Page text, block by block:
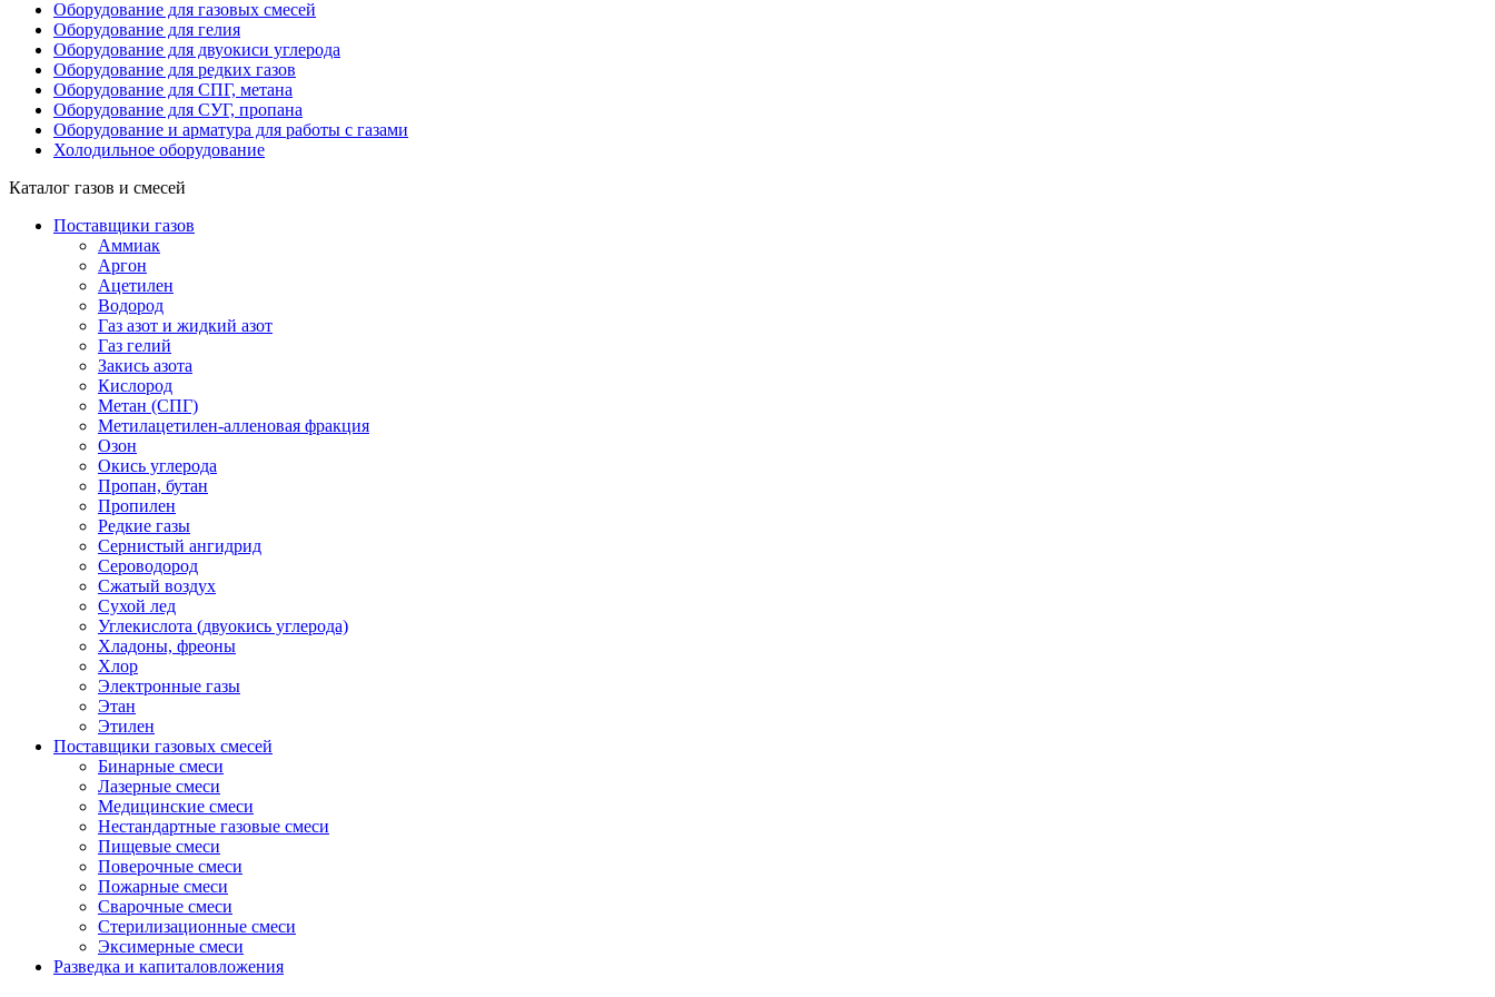
Оборудование для газовых смесей
Оборудование для гелия
Оборудование для двуокиси углерода
Оборудование для редких газов
Оборудование для СПГ, метана
Оборудование для СУГ, пропана
Оборудование и арматура для работы с газами
Холодильное оборудование
Каталог газов и смесей
Поставщики газов
Аммиак
Аргон
Ацетилен
Водород
Газ азот и жидкий азот
Газ гелий
Закись азота
Кислород
Метан (СПГ)
Метилацетилен-алленовая фракция
Озон
Окись углерода
Пропан, бутан
Пропилен
Редкие газы
Сернистый ангидрид
Сероводород
Сжатый воздух
Сухой лед
Углекислота (двуокись углерода)
Хладоны, фреоны
Хлор
Электронные газы
Этан
Этилен
Поставщики газовых смесей
Бинарные смеси
Лазерные смеси
Медицинские смеси
Нестандартные газовые смеси
Пищевые смеси
Поверочные смеси
Пожарные смеси
Сварочные смеси
Стерилизационные смеси
Эксимерные смеси
Разведка и капиталовложения